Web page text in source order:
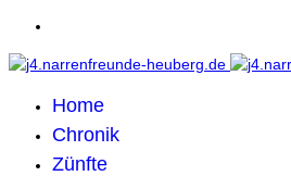
Home
Chronik
Zünfte